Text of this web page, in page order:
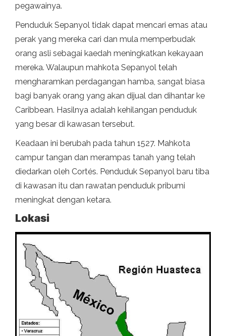
pegawainya.
Penduduk Sepanyol tidak dapat mencari emas atau
perak yang mereka cari dan mula memperbudak
orang asli sebagai kaedah meningkatkan kekayaan
mereka. Walaupun mahkota Sepanyol telah
mengharamkan perdagangan hamba, sangat biasa
bagi banyak orang yang akan dijual dan dihantar ke
Caribbean. Hasilnya adalah kehilangan penduduk
yang besar di kawasan tersebut.
Keadaan ini berubah pada tahun 1527. Mahkota
campur tangan dan merampas tanah yang telah
diedarkan oleh Cortés. Penduduk Sepanyol baru tiba
di kawasan itu dan rawatan penduduk pribumi
meningkat dengan ketara.
Lokasi